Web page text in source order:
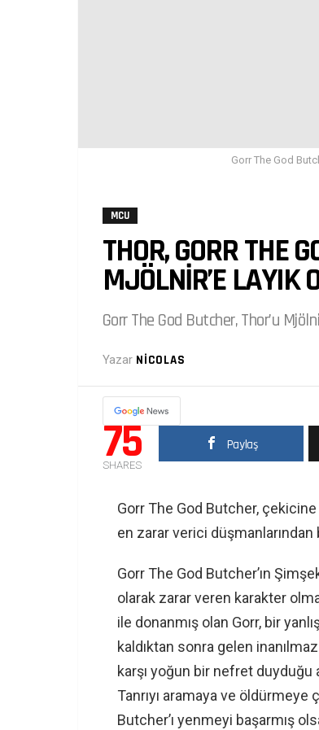
Gorr The God
MCU
THOR, GORR THE
MJÖLNIR’E LAYIK
Gorr The God Butcher, Thor’u
Yazar NICOLAS
75
SHARES
Paylaş
Gorr The God Butcher,
en zarar verici düşmanlarından
Gorr The God Butcher’ın
olarak zarar veren karakter
ile donanmış olan Gorr, bir
kaldıktan sonra gelen
karşı yoğun bir nefret duyduğu
Tanrıyı aramaya ve öldürmeye
Butcher’ı yenmeyi başarmış